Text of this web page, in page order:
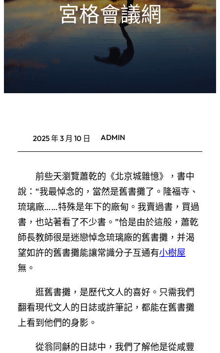
宮格會議網
2025 年 3 月 10 日 ADMIN
前些天瀏覽蕭乾的《北京城雜憶》，書中
說：“我最悼念的，當然是舊書攤了。隆福寺、
琉璃廠……特殊是年下的廠甸。我賣過書，買過
書，也站著看了不少書。”恰是由於這般，蕭乾
師長教師很是迷戀悼念琉璃廠的舊書攤，并渴
望如許的舊書攤能讓常識分子互通有小樹屋
無。
逛舊書攤，是歷代文人的喜好。只需我們
翻看現代文人的日誌或許筆記，都能在舊書攤
上看到他們的身影。
從翁同龢的日誌中，我們了解他是從咸豐